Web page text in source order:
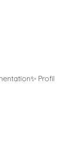
✨ Profil